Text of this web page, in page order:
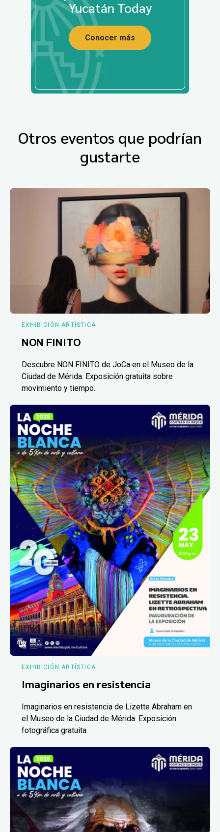
Yucatán Today
Conocer más
Otros eventos que podrían
gustarte
EXHIBICIÓN ARTÍSTICA
NON FINITO
Descubre NON FINITO de JoCa en el Museo de la
Ciudad de Mérida. Exposición gratuita sobre
movimiento y tiempo.
EXHIBICIÓN ARTÍSTICA
Imaginarios en resistencia
Imaginarios en resistencia de Lizette Abraham en
el Museo de la Ciudad de Mérida. Exposición
fotográfica gratuita.